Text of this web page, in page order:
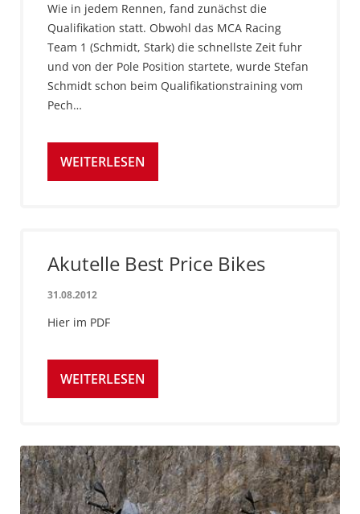
Wie in jedem Rennen, fand zunächst die
Qualifikation statt. Obwohl das MCA Racing
Team 1 (Schmidt, Stark) die schnellste Zeit fuhr
und von der Pole Position startete, wurde Stefan
Schmidt schon beim Qualifikationstraining vom
Pech…
WEITERLESEN
Akutelle Best Price Bikes
31.08.2012
Hier im PDF
WEITERLESEN